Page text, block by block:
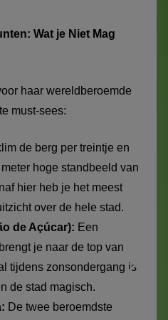
Wat je Niet Mag
haar wereldberoemde
must-sees:
de berg per treintje en
hoge standbeeld van
hier heb je het meest
over de hele stad.
de Açúcar): Een
je naar de top van
tijdens zonsondergang is
de stad magisch.
De twee beroemdste